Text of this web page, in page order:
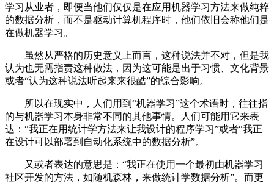
学习从业者，即便当他们仅仅是在应用机器学习方法来做纯粹
的数据分析，而不是驱动计算机程序时，他们依旧会称他们是
在做机器学习。
虽然从严格的历史意义上而言，这种说法并不对，但是我
认为也无需指责这种做法，因为这可能是出于习惯、文化背景
或者“认为这种说法听起来来很酷”的综合影响。
所以在现实中，人们用到“机器学习”这个术语时，往往指
的与机器学习本身非常不同的其他事情。人们可能用它来表
达：“我正在用统计学方法来让我设计的程序学习”或者“我正
在设计可以部署到自动化系统中的数据分析”。
又或者表达的意思是：“我正在使用一个最初由机器学习
社区开发的方法，如随机森林，来做统计学数据分析”。而更